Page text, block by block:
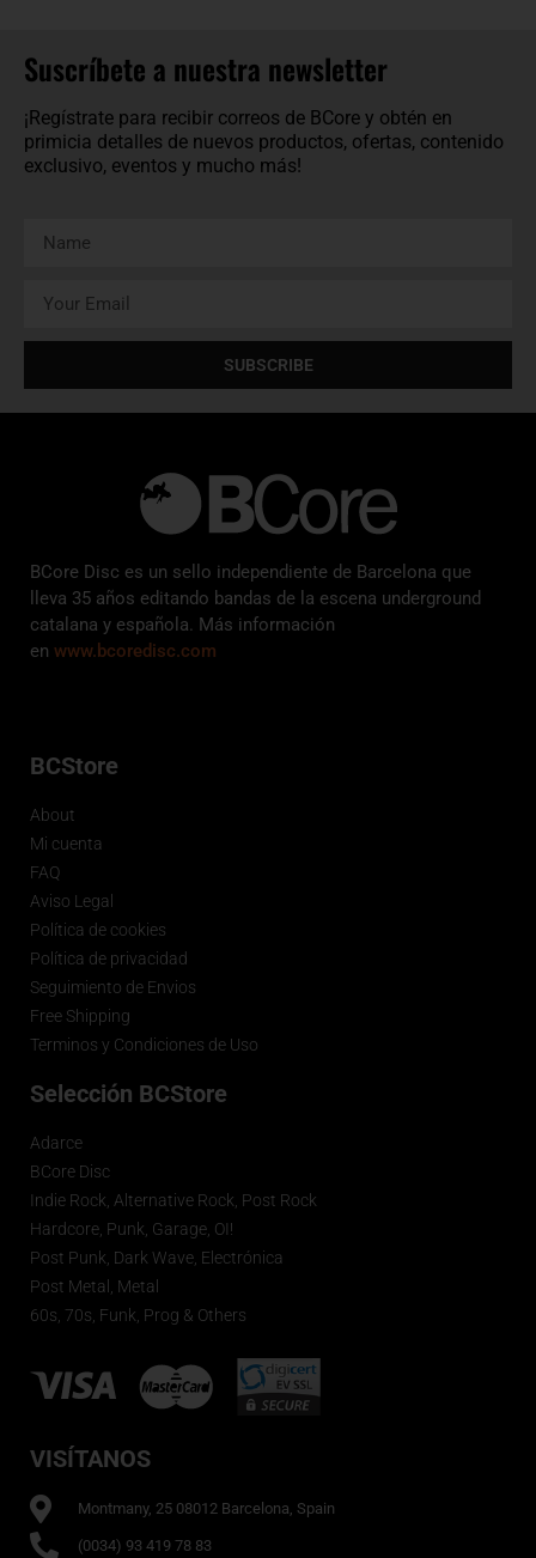
Suscríbete a nuestra newsletter
¡Regístrate para recibir correos de BCore y obtén en
primicia detalles de nuevos productos, ofertas, contenido
exclusivo, eventos y mucho más!
SUBSCRIBE
BCore Disc es un sello independiente de Barcelona que
lleva 35 años editando bandas de la escena underground
catalana y española. Más información
en www.bcoredisc.com
BCStore
About
Mi cuenta
FAQ
Aviso Legal
Política de cookies
Política de privacidad
Seguimiento de Envios
Free Shipping
Terminos y Condiciones de Uso
Selección BCStore
Adarce
BCore Disc
Indie Rock, Alternative Rock, Post Rock
Hardcore, Punk, Garage, OI!
Post Punk, Dark Wave, Electrónica
Post Metal, Metal
60s, 70s, Funk, Prog & Others
VISÍTANOS
Montmany, 25 08012 Barcelona, Spain
(0034) 93 419 78 83